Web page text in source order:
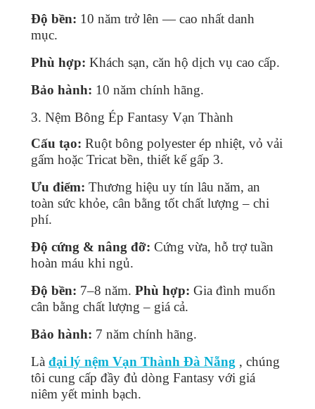
Độ bền: 10 năm trở lên — cao nhất danh
mục.
Phù hợp: Khách sạn, căn hộ dịch vụ cao cấp.
Bảo hành: 10 năm chính hãng.
3. Nệm Bông Ép Fantasy Vạn Thành
Cấu tạo: Ruột bông polyester ép nhiệt, vỏ vải
gấm hoặc Tricat bền, thiết kế gấp 3.
Ưu điểm: Thương hiệu uy tín lâu năm, an
toàn sức khỏe, cân bằng tốt chất lượng – chi
phí.
Độ cứng & nâng đỡ: Cứng vừa, hỗ trợ tuần
hoàn máu khi ngủ.
Độ bền: 7–8 năm. Phù hợp: Gia đình muốn
cân bằng chất lượng – giá cả.
Bảo hành: 7 năm chính hãng.
Là đại lý nệm Vạn Thành Đà Nẵng , chúng
tôi cung cấp đầy đủ dòng Fantasy với giá
niêm yết minh bạch.